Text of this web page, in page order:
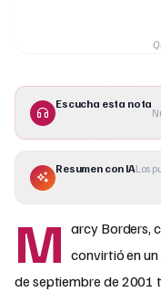
Escucha esta nota
Resumen con IALos
M arcy Borders,
convirtió en
de septiembre de